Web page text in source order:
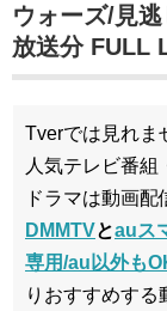
ウォーズ/見
放送分 FULL
Tverでは見れま
人気テレビ番組
ドラマは動画
DMMTVとauス
専用/au以外も
りおすすめする